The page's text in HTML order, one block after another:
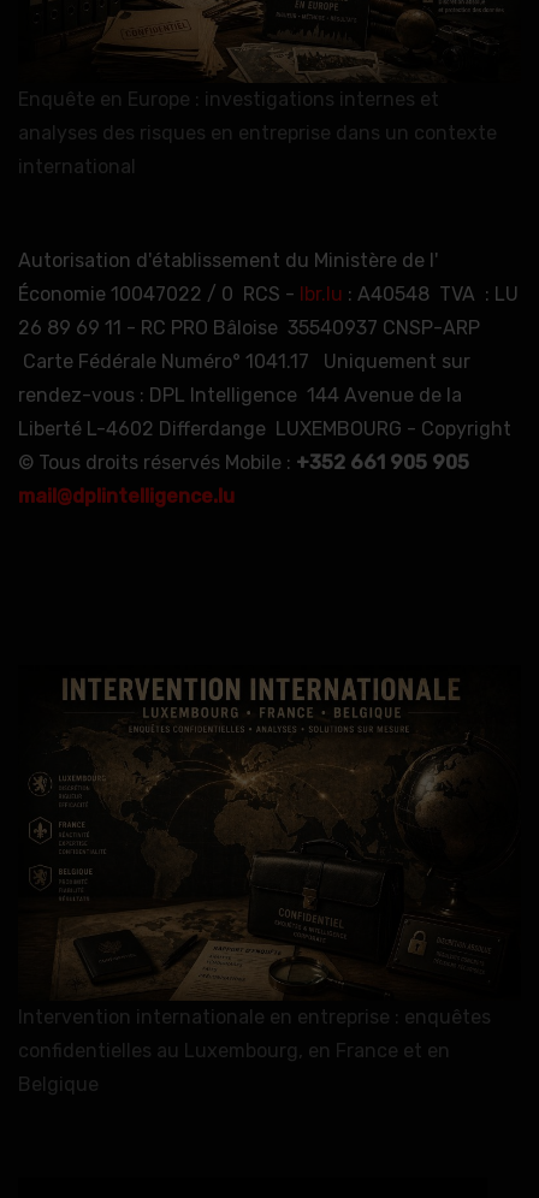
Enquête en Europe : investigations internes et
analyses des risques en entreprise dans un contexte
international
Autorisation d'établissement du Ministère de l'
Économie 10047022 / 0 RCS - lbr.lu : A40548 TVA : LU
26 89 69 11 - RC PRO Bâloise 35540937 CNSP-ARP
Carte Fédérale Numéro° 1041.17 Uniquement sur
rendez-vous : DPL Intelligence 144 Avenue de la
Liberté L-4602 Differdange LUXEMBOURG - Copyright
© Tous droits réservés Mobile : +352 661 905 905
mail@dplintelligence.lu
Intervention internationale en entreprise : enquêtes
confidentielles au Luxembourg, en France et en
Belgique